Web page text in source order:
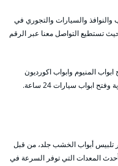
والنوافذ والسيارات والتجوري في
تستطيع التواصل معنا عبر الرقم
المنيوم وابواب اكورديون
ابواب سيارات 24 ساعة.
تلبيس أبواب الخشب جلد، من قبل
المعدات التي توفر السرعة في